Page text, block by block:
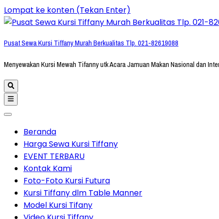
Lompat ke konten (Tekan Enter)
Pusat Sewa Kursi Tiffany Murah Berkualitas Tlp. 021-82619088
Menyewakan Kursi Mewah Tifanny utk Acara Jamuan Makan Nasional dan
Beranda
Harga Sewa Kursi Tiffany
EVENT TERBARU
Kontak Kami
Foto-Foto Kursi Futura
Kursi Tiffany dlm Table Manner
Model Kursi Tifany